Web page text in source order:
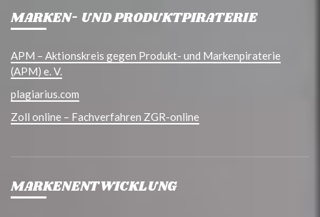
MARKEN- UND PRODUKTPIRATERIE
APM – Aktionskreis gegen Produkt- und Markenpiraterie
(APM) e. V.
plagiarius.com
Zoll online – Fachverfahren ZGR-online
MARKENENTWICKLUNG